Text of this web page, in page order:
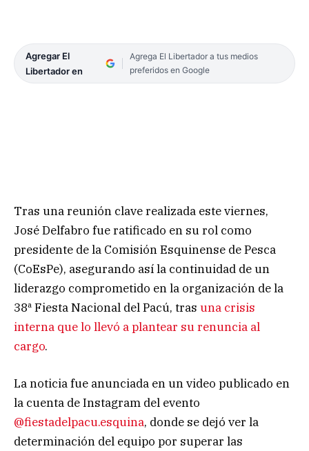
Agregar El
Libertador en
Agrega El Libertador a tus medios
preferidos en Google
Tras una reunión clave realizada este viernes,
José Delfabro fue ratificado en su rol como
presidente de la Comisión Esquinense de Pesca
(CoEsPe), asegurando así la continuidad de un
liderazgo comprometido en la organización de la
38ª Fiesta Nacional del Pacú, tras una crisis
interna que lo llevó a plantear su renuncia al
cargo.
La noticia fue anunciada en un video publicado en
la cuenta de Instagram del evento
@fiestadelpacu.esquina, donde se dejó ver la
determinación del equipo por superar las